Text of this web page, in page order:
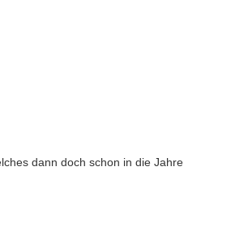
dann doch schon in die Jahre